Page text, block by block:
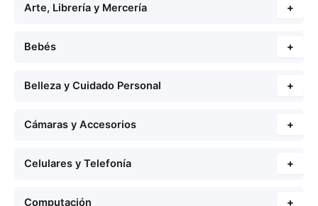
Arte, Librería y Mercería +
Bebés +
Belleza y Cuidado Personal +
Cámaras y Accesorios +
Celulares y Telefonía +
Computación +